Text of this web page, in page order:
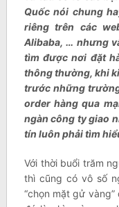
Quốc nói chung
riêng trên các
Alibaba, … nhưng
tìm được nơi đặt
thông thường, khi
trước những
order hàng qua
ngàn công ty giao
tín luôn phải tìm
Với thời buổi trăm
thì cũng có vô số
“chọn mặt gử